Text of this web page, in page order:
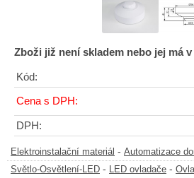
Zboži již není skladem nebo jej má
Kód:
Cena s DPH:
DPH:
Elektroinstalační materiál - Automatizace
Světlo-Osvětlení-LED - LED ovladače -